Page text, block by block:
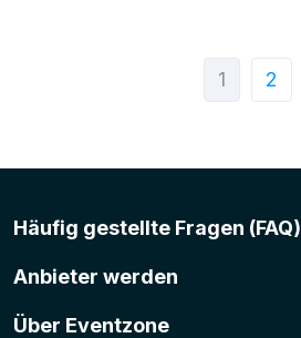
1 2
Häufig gestellte Fragen (FAQ)
Anbieter werden
Über Eventzone